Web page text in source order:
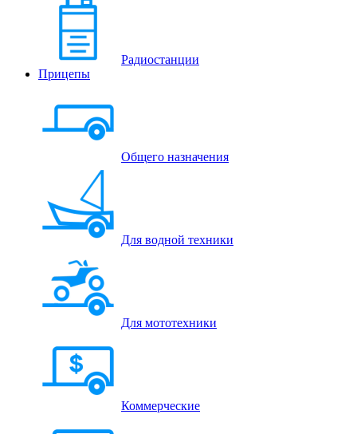
Радиостанции
Прицепы
Общего назначения
Для водной техники
Для мототехники
Коммерческие